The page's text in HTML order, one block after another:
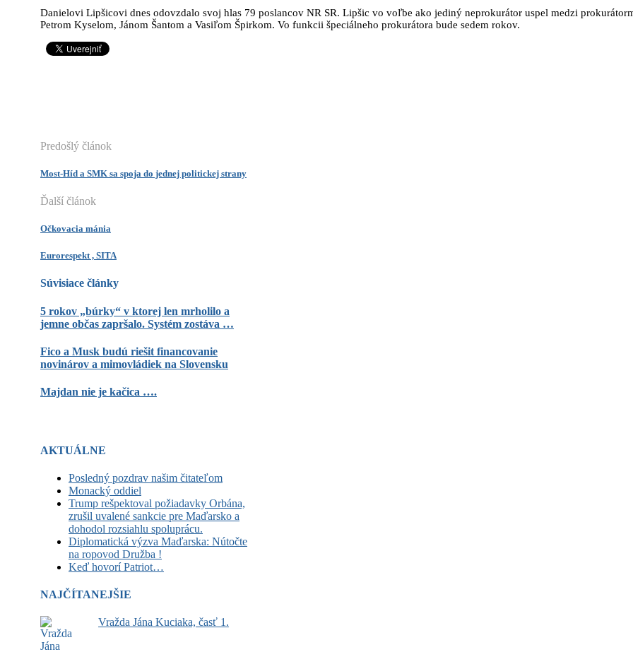
Danielovi Lipšicovi dnes odovzdalo svoj hlas 79 poslancov NR SR. Lipšic vo voľbe ako jediný neprokurátor uspel medzi
Petrom Kyselom, Jánom Šantom a Vasiľom Špirkom. Vo funkcii špeciálneho prokurátora bude sedem rokov.
Predošlý článok
Most-Híd a SMK sa spoja do jednej politickej strany
Ďalší článok
Očkovacia mánia
Eurorespekt , SITA
Súvisiace články
5 rokov „búrky“ v ktorej len mrholilo a
jemne občas zapršalo. Systém zostáva …
Fico a Musk budú riešit financovanie
novinárov a mimovládiek na Slovensku
Majdan nie je kačica ….
AKTUÁLNE
Posledný pozdrav našim čitateľom
Monacký oddiel
Trump rešpektoval požiadavky Orbána,
zrušil uvalené sankcie pre Maďarsko a
dohodol rozsiahlu spoluprácu.
Diplomatická výzva Maďarska: Nútočte
na ropovod Družba !
Keď hovorí Patriot…
NAJČÍTANEJŠIE
Vražda Jána Kuciaka, časť 1.